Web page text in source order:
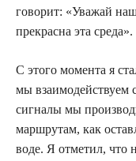
говорит: «Уважай
прекрасна эта среда».
С этого момента я
мы
сигналы мы
маршрутам, как
воде. Я отметил, что